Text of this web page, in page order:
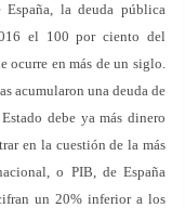
la deuda pública
el 100 por ciento del
ocurre en más de un siglo.
acumularon una deuda de
debe ya más dinero
en la cuestión de la más
o PIB, de España
un 20% inferior a los